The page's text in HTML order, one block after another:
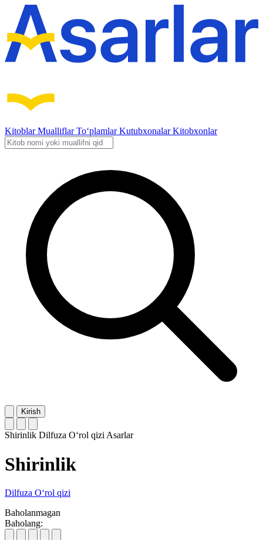
KitoblarMualliflarTo‘plamlarKutubxonalarKitobxonlar
Kirish
Shirinlik Dilfuza O‘rol qiziAsarlar
Shirinlik
Dilfuza O‘rol qizi
Baholanmagan
Baholang: